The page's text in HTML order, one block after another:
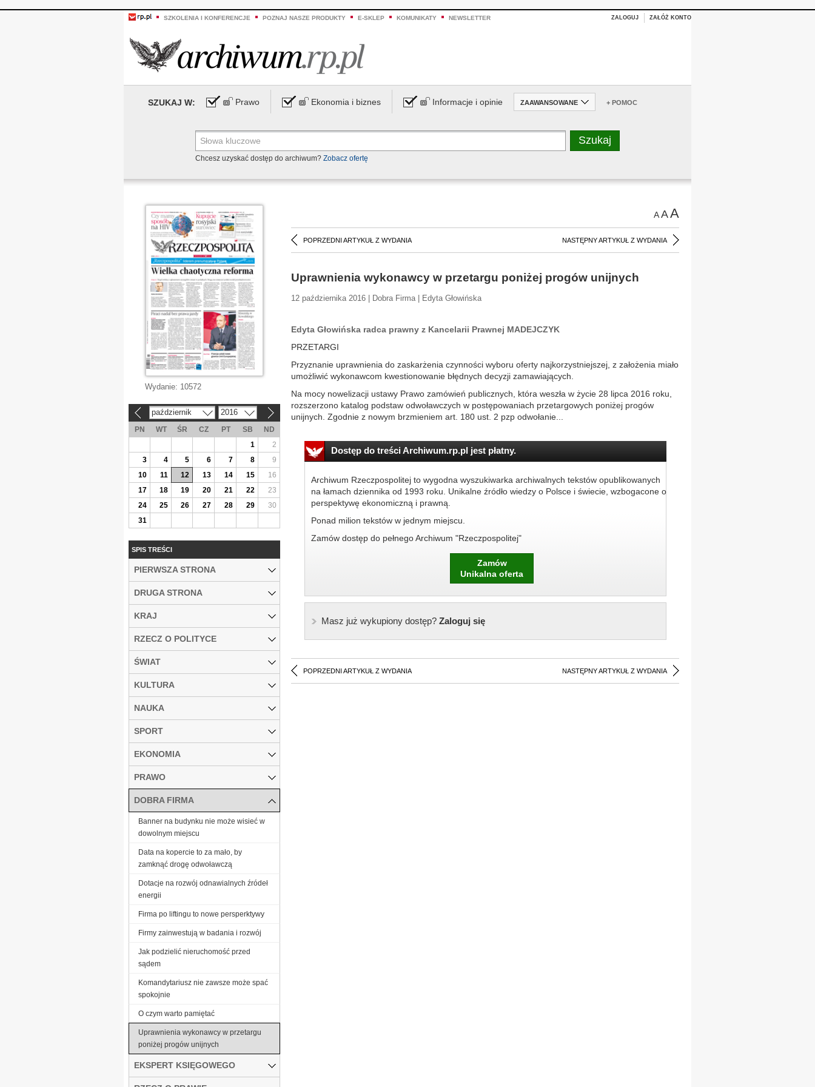
SZKOLENIA I KONFERENCJE POZNAJ NASZE PRODUKTY E-SKLEP KOMUNIKATY NEWSLETTER ZALOGUJ ZAŁÓŻ KONTO
SZUKAJ W: Prawo Ekonomia i biznes Informacje i opinie ZAAWANSOWANE + POMOC
Chcesz uzyskać dostęp do archiwum? Zobacz ofertę
AAA
POPRZEDNI ARTYKUŁ Z WYDANIA NASTĘPNY ARTYKUŁ Z WYDANIA
Uprawnienia wykonawcy w przetargu poniżej progów unijnych
12 października 2016 | Dobra Firma | Edyta Głowińska
Edyta Głowińska radca prawny z Kancelarii Prawnej MADEJCZYK
PRZETARGI
Przyznanie uprawnienia do zaskarżenia czynności wyboru oferty najkorzystniejszej, z założenia miało
umożliwić wykonawcom kwestionowanie błędnych decyzji zamawiających.
Na mocy nowelizacji ustawy Prawo zamówień publicznych, która weszła w życie 28 lipca 2016 roku,
rozszerzono katalog podstaw odwoławczych w postępowaniach przetargowych poniżej progów
unijnych. Zgodnie z nowym brzmieniem art. 180 ust. 2 pzp odwołanie...
Dostęp do treści Archiwum.rp.pl jest płatny.
Archiwum Rzeczpospolitej to wygodna wyszukiwarka archiwalnych tekstów opublikowanych
na łamach dziennika od 1993 roku. Unikalne źródło wiedzy o Polsce i świecie, wzbogacone o
perspektywę ekonomiczną i prawną.
Ponad milion tekstów w jednym miejscu.
Zamów dostęp do pełnego Archiwum "Rzeczpospolitej"
Zamów
Unikalna oferta
Masz już wykupiony dostęp?Zaloguj się
POPRZEDNI ARTYKUŁ Z WYDANIA NASTĘPNY ARTYKUŁ Z WYDANIA
Wydanie: 10572
październik 2016
PN WT ŚR CZ PT SB
ND
1
2
3
4 5 6 7 8
9
10
11 12 13 14 15
16
17
18 19 20 21 22
23
24
25 26 27 28 29
30
31
SPIS TREŚCI
PIERWSZA STRONA
DRUGA STRONA
KRAJ
RZECZ O POLITYCE
ŚWIAT
KULTURA
NAUKA
SPORT
EKONOMIA
PRAWO
DOBRA FIRMA
Banner na budynku nie może wisieć w
dowolnym miejscu
Data na kopercie to za mało, by
zamknąć drogę odwoławczą
Dotacje na rozwój odnawialnych źródeł
energii
Firma po liftingu to nowe persperktywy
Firmy zainwestują w badania i rozwój
Jak podzielić nieruchomość przed
sądem
Komandytariusz nie zawsze może spać
spokojnie
O czym warto pamiętać
Uprawnienia wykonawcy w przetargu
poniżej progów unijnych
EKSPERT KSIĘGOWEGO